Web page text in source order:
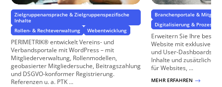
Zielgruppenansprache & Zielgruppenspezifische
Inhalte
Rollen- & Rechteverwaltung
Webentwicklung
PERIMETRIK® entwickelt Vereins- und
Verbandsportale mit WordPress – mit
Mitgliederverwaltung, Rollenmodellen,
geobasierter Mitgliedersuche, Beitragszahlung
und DSGVO-konformer Registrierung.
Referenzen u. a. PTK ...
Branchenportale &
Digitalisierung & Prozesse
Erweitern Sie Ihre
Website mit exklusiven
und User-Dashboards,
Inhalte und zusätzliche
für Websites, ...
MEHR ERFAHREN $